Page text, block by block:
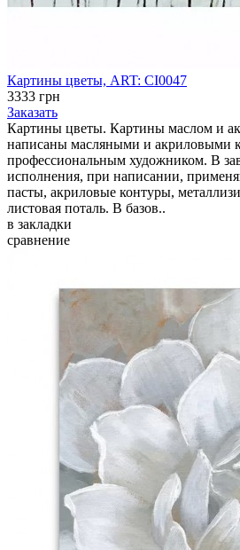
Картины цветы, ART: CI0047
3333 грн
Заказать
Картины цветы. Картины маслом и
написаны масляными и акриловыми
профессиональным художником. В
исполнения, при написании,
пасты, акриловые контуры,
листовая поталь. В базов..
в закладки
сравнение